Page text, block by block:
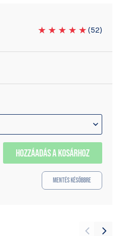
(52)
HOZZÁADÁS A KOSÁRHOZ
Mentés későbbre